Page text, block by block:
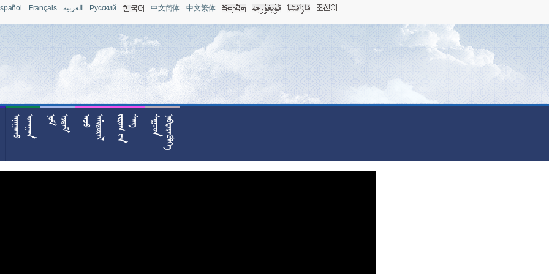
Français العربية Pусский 中文简体 中文繁体











  





  








  







 














